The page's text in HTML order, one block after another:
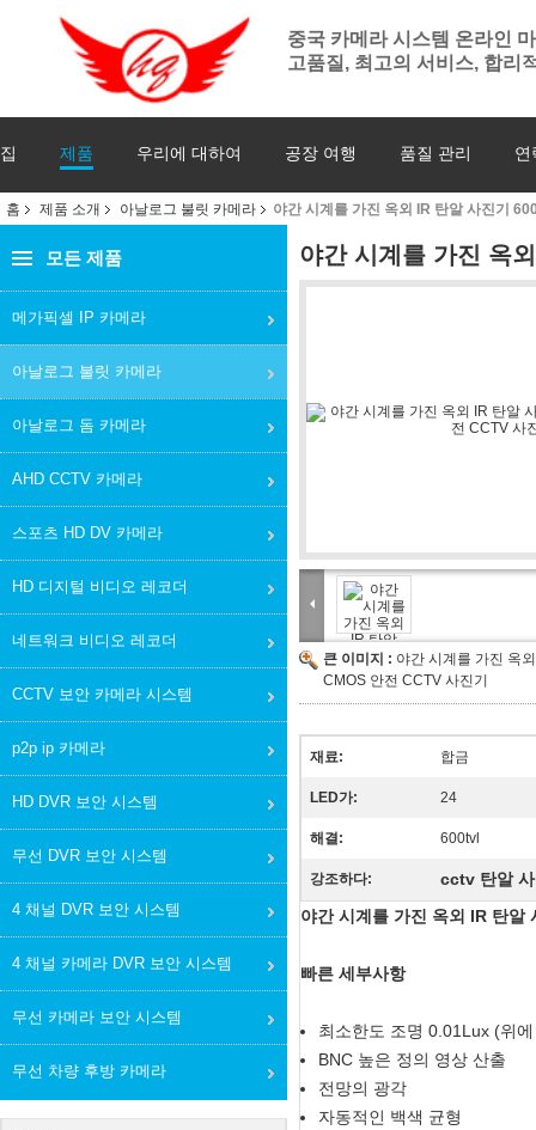
중국 카메라 시스템 온라인
고품질, 최고의 서비스, 합리
집 제품 우리에 대하여 공장 여행 품질 관리 연
홈 제품 소개 아날로그 불릿 카메라 야간 시계를 가진 옥외 IR 탄알 사진기
모든 제품
메가픽셀 IP 카메라
아날로그 불릿 카메라
아날로그 돔 카메라
AHD CCTV 카메라
스포츠 HD DV 카메라
HD 디지털 비디오 레코더
네트워크 비디오 레코더
CCTV 보안 카메라 시스템
p2p ip 카메라
HD DVR 보안 시스템
무선 DVR 보안 시스템
4 채널 DVR 보안 시스템
4 채널 카메라 DVR 보안 시스템
무선 카메라 보안 시스템
무선 차량 후방 카메라
야간 시계를 가진 옥
큰 이미지 : 야간 시계를 가진 옥
CMOS 안전 CCTV 사진기
재료: 합금
LED가: 24
해결: 600tvl
강조하다:
cctv 탄알
야간 시계를 가진 옥외 IR 탄알
빠른 세부사항
최소한도 조명 0.01Lux (위
BNC 높은 정의 영상 산출
전망의 광각
자동적인 백색 균형